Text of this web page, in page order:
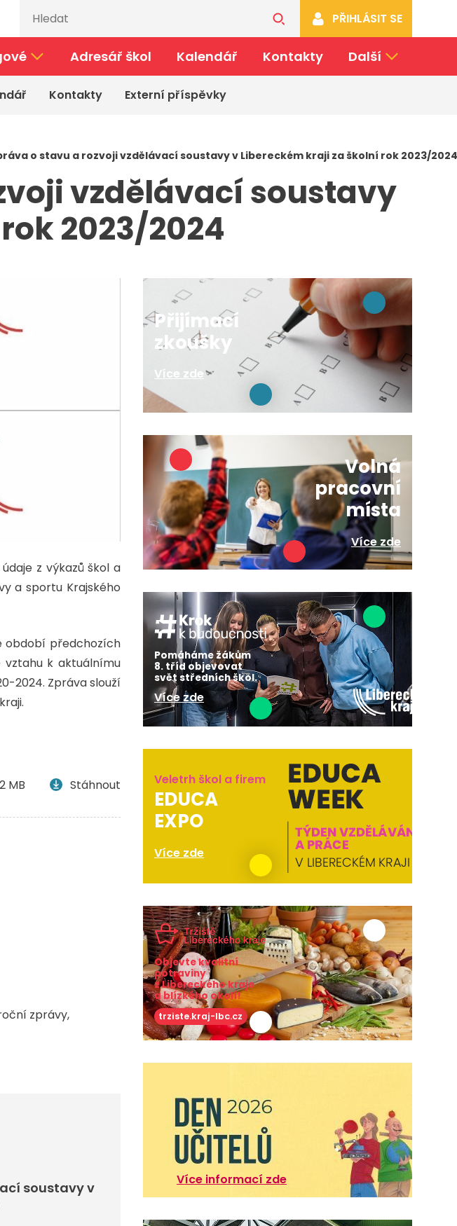
PŘIHLÁSIT SE
Adresář škol Kalendář Kontakty Další
Kontakty Externí příspěvky
o stavu a rozvoji vzdělávací soustavy v Libereckém kraji za školní rok 2023/2024
vzdělávací soustavy
2023/2024
z výkazů škol a
a sportu Krajského
období předchozích
vztahu k aktuálnímu
2024. Zpráva slouží
2 MB Stáhnout
zprávy
soustavy v
Přijímací
zkoušky
Více zde
Volná
pracovní
místa
Více zde
Pomáháme žákům
8. tříd objevovat
svět středních škol.
Více zde
Veletrh škol a firem
EDUCA
EXPO
Více zde
Objevte kvalitní
potraviny
z Libereckého kraje
a blízkého okolí!
trziste.kraj-lbc.cz
Více informací zde